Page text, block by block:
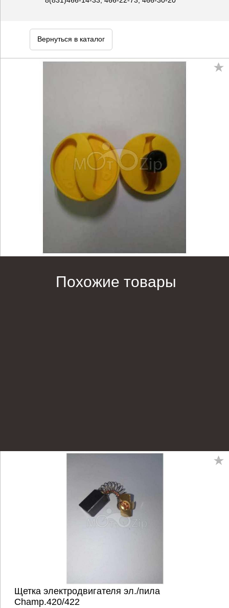
Вернуться в каталог
Похожие товары
Щетка электродвигателя эл./пила
Champ.420/422